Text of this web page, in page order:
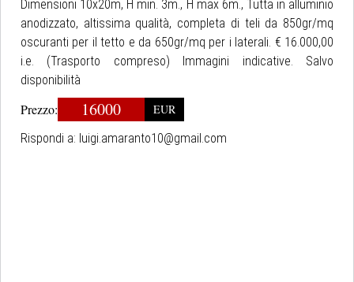
Dimensioni 10x20m, H min. 3m., H max 6m., Tutta in alluminio
anodizzato, altissima qualità, completa di teli da 850gr/mq
oscuranti per il tetto e da 650gr/mq per i laterali. € 16.000,00
i.e. (Trasporto compreso) Immagini indicative. Salvo
disponibilità
Prezzo: 16000
EUR
Rispondi a: luigi.amaranto10@gmail.com